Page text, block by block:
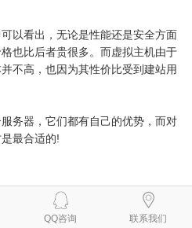
以看出，无论是性能还是安全方面
也比后者贵很多。而虚拟主机由于
不高，也因为其性价比受到建站用
务器，它们都有自己的优势，而对
最合适的!
QQ咨询 联系我们